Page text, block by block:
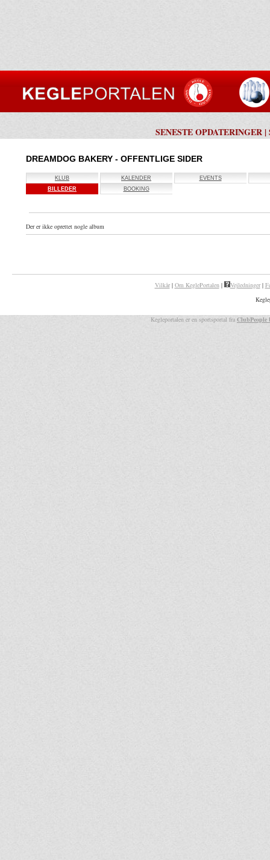
SENESTE OPDATERINGER |
DREAMDOG BAKERY - OFFENTLIGE SIDER
KLUB KALENDER
EVENTS
BILLEDER
BOOKING
Der er ikke oprettet nogle album
Vilkår| Om KeglePortalen| Vejledninger|
Kegleportalen er en sportsportal fra ClubPeople